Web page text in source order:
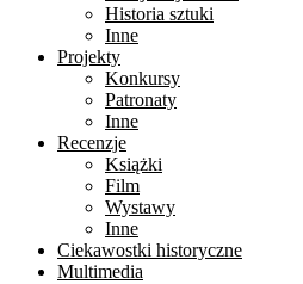
Historia sztuki
Inne
Projekty
Konkursy
Patronaty
Inne
Recenzje
Książki
Film
Wystawy
Inne
Ciekawostki historyczne
Multimedia